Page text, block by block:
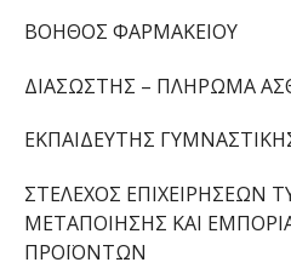
ΒΟΗΘΟΣ ΦΑΡΜΑΚΕΙΟΥ
ΔΙΑΣΩΣΤΗΣ – ΠΛΗΡΩΜΑ
ΕΚΠΑΙΔΕΥΤΗΣ
ΣΤΕΛΕΧΟΣ ΕΠΙΧΕΙΡΗΣΕΩΝ
ΜΕΤΑΠΟΙΗΣΗΣ ΚΑΙ
ΠΡΟΪΟΝΤΩΝ